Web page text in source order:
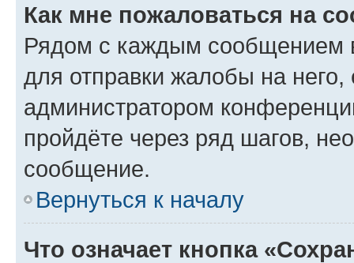
Как мне пожаловаться на
Рядом с каждым сообщением
для отправки жалобы на
администратором
пройдёте через ряд шагов,
сообщение.
Вернуться к началу
Что означает кнопка